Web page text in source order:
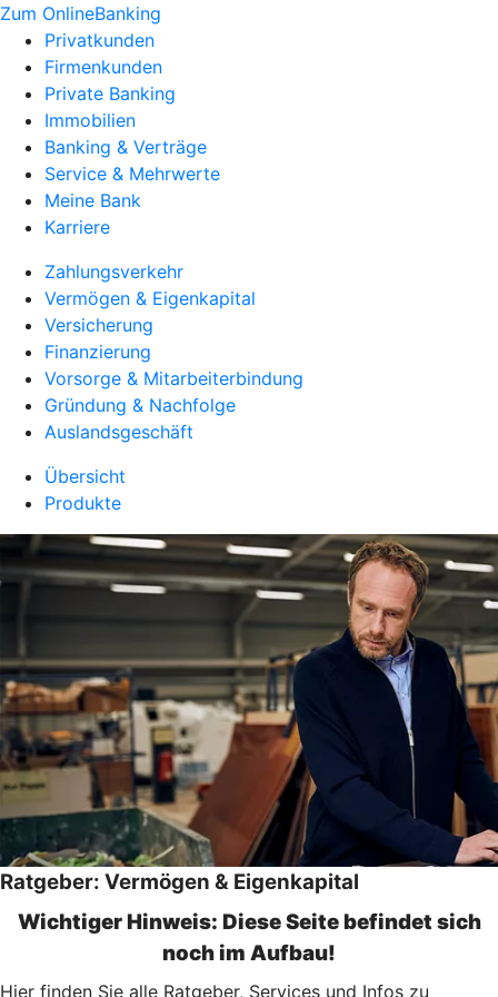
Zum OnlineBanking
Privatkunden
Firmenkunden
Private Banking
Immobilien
Banking & Verträge
Service & Mehrwerte
Meine Bank
Karriere
Zahlungsverkehr
Vermögen & Eigenkapital
Versicherung
Finanzierung
Vorsorge & Mitarbeiterbindung
Gründung & Nachfolge
Auslandsgeschäft
Übersicht
Produkte
Ratgeber: Vermögen & Eigenkapital
Wichtiger Hinweis: Diese Seite befindet sich
noch im Aufbau!
Hier finden Sie alle Ratgeber, Services und Infos zu